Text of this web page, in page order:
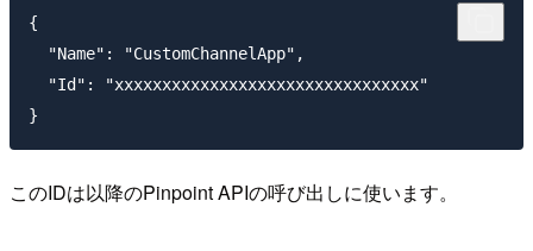
{
  "Name": "CustomChannelApp",
  "Id": "xxxxxxxxxxxxxxxxxxxxxxxxxxxxxxxx"
このIDは以降のPinpoint APIの呼び出しに使います。